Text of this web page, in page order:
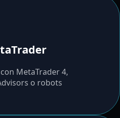
MetaTrader 4,
o robots